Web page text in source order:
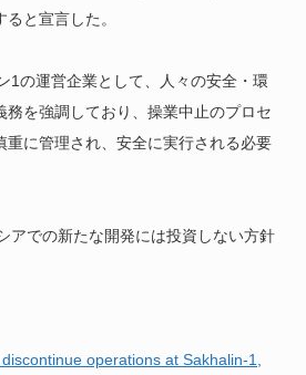
と宣言した。
1の運営企業として、人々の安全・環
務を強調しており、操業中止のプロセ
重に管理され、安全に実行される必要
アでの新たな開発には投資しない方針
operations at Sakhalin-1,